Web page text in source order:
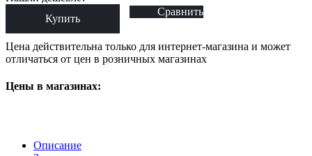
Купить
Сравнить
Цена действительна только для интернет-магазина и может
отличаться от цен в розничных магазинах
Цены в магазинах:
Описание